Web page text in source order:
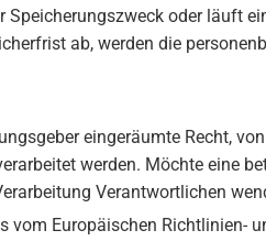
oder läuft
ab, werden die
eingeräumte Recht,
werden. Möchte eine
Verantwortlichen
vom Europäischen Richtlinien-